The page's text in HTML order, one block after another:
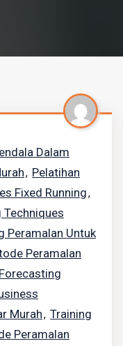
Dalam
, Pelatihan
Fixed Running,
Techniques
Peramalan Untuk
Peramalan
Murah, Training
Peramalan